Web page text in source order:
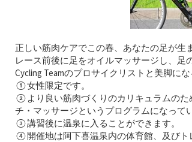
正しい筋肉ケアでこの春、あなたの足が生
レース前後に足をオイルマッサージし、足
Cycling Teamのプロサイクリストと美脚に
①女性限定です。
②より良い筋肉づくりのカリキュラムのた
チ・マッサージというプログラムになって
③講習後に温泉に入ることができます。
④開催地は阿下喜温泉内の体育館、及びト